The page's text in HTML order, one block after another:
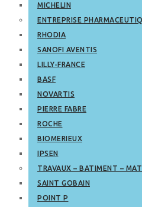
MICHELIN
ENTREPRISE
RHODIA
SANOFI AVENTIS
LILLY-FRANCE
BASF
NOVARTIS
PIERRE FABRE
ROCHE
BIOMERIEUX
IPSEN
TRAVAUX – BATIMENT –
SAINT GOBAIN
POINT P